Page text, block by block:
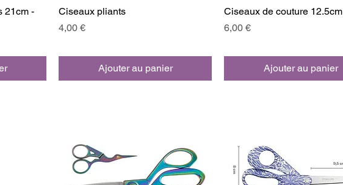
21cm -
Ciseaux pliants
Prix
4,00 €
Ajouter au panier
Ciseaux de couture 12.5cm
Prix
6,00 €
Ajouter au panier